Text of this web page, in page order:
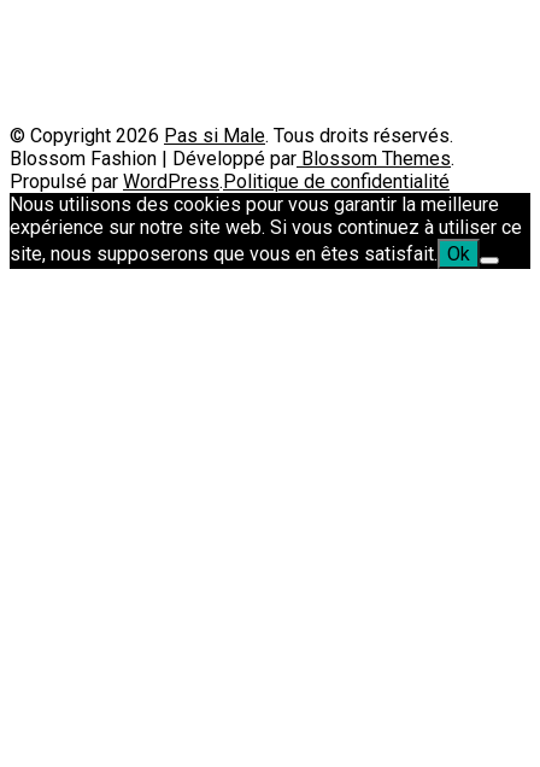
© Copyright 2026 Pas si Male. Tous droits réservés.
Blossom Fashion | Développé par Blossom Themes.
Propulsé par WordPress.Politique de confidentialité
Nous utilisons des cookies pour vous garantir la meilleure
expérience sur notre site web. Si vous continuez à utiliser ce
site, nous supposerons que vous en êtes satisfait. Ok